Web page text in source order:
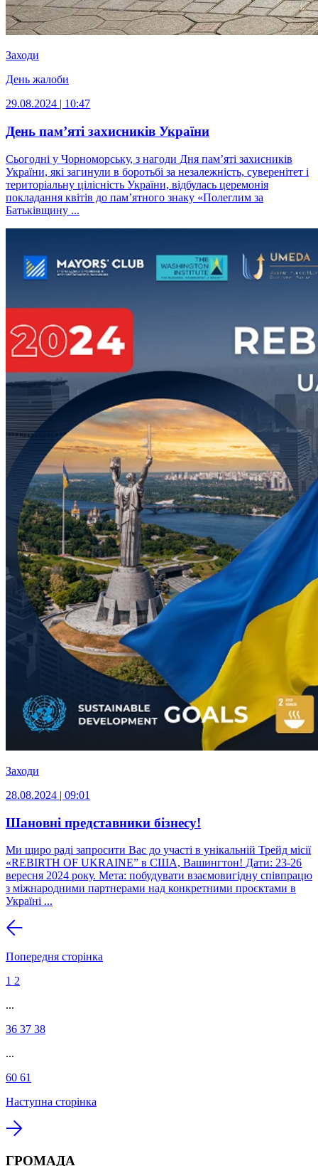
Заходи
День жалоби
29.08.2024 | 10:47
День пам’яті захисників України
Сьогодні у Чорноморську, з нагоди Дня пам’яті захисників
України, які загинули в боротьбі за незалежність, суверенітет і
територіальну цілісність України, відбулась церемонія
покладання квітів до пам’ятного знаку «Полеглим за
Батьківщину ...
Заходи
28.08.2024 | 09:01
Шановні представники бізнесу!
Ми щиро раді запросити Вас до участі в унікальній Трейд місії
«REBIRTH OF UKRAINE” в США, Вашингтон! Дати: 23-26
вересня 2024 року. Мета: побудувати взаємовигідну співпрацю
з міжнародними партнерами над конкретними проєктами в
Україні ...
Попередня сторінка
1 2
...
36 37 38
...
60 61
Наступна сторінка
ГРОМАДА